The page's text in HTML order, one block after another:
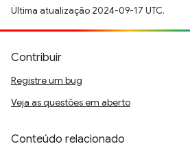
Última atualização 2024-09-17 UTC.
Contribuir
Registre um bug
Veja as questões em aberto
Conteúdo relacionado